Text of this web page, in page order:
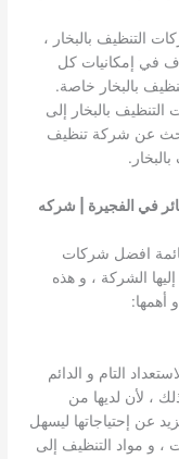
التنظيف بالبخار ،
في إمكانيات كل
بالبخار خاصة.
بالبخار إلى
عن شركة تنظيف
في الفجيرة | شركه
افضل شركات
الشركة ، و هذه
أهمها:
التام و الدائم
، لأن لديها من
عن إحتياجاتها ليسهل
، و مواد التنظيف إلى